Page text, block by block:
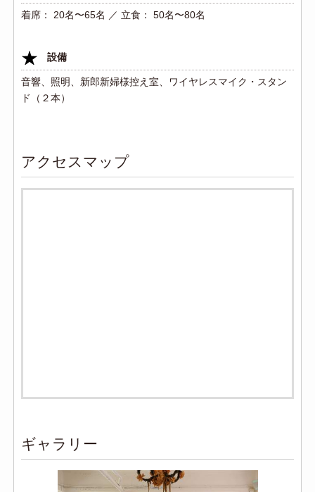
着席： 20名〜65名 ／ 立食： 50名〜80名
設備
音響、照明、新郎新婦様控え室、ワイヤレスマイク・スタン
ド（２本）
アクセスマップ
ギャラリー